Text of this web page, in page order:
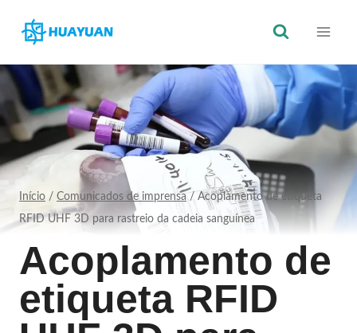
para
conteúdo
Início / Comunicados de imprensa / Acoplamento de etiqueta
RFID UHF 3D para rastreio da cadeia sanguínea
Acoplamento de
etiqueta RFID